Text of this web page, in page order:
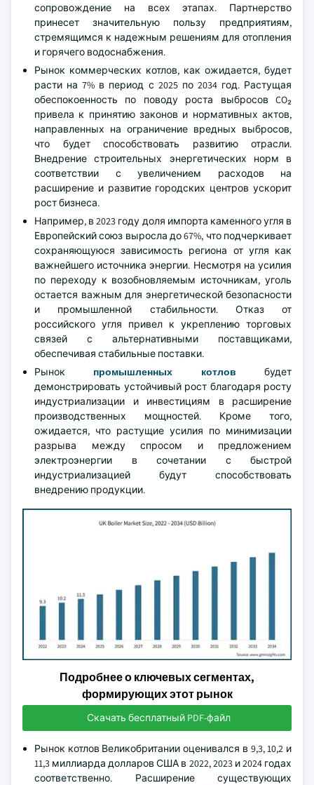
сопровождение на всех этапах. Партнерство
принесет значительную пользу предприятиям,
стремящимся к надежным решениям для отопления
и горячего водоснабжения.
Рынок коммерческих котлов, как ожидается, будет
расти на 7% в период с 2025 по 2034 год. Растущая
обеспокоенность по поводу роста выбросов CO₂
привела к принятию законов и нормативных актов,
направленных на ограничение вредных выбросов,
что будет способствовать развитию отрасли.
Внедрение строительных энергетических норм в
соответствии с увеличением расходов на
расширение и развитие городских центров ускорит
рост бизнеса.
Например, в 2023 году доля импорта каменного угля в
Европейский союз выросла до 67%, что подчеркивает
сохраняющуюся зависимость региона от угля как
важнейшего источника энергии. Несмотря на усилия
по переходу к возобновляемым источникам, уголь
остается важным для энергетической безопасности
и промышленной стабильности. Отказ от
российского угля привел к укреплению торговых
связей с альтернативными поставщиками,
обеспечивая стабильные поставки.
Рынок промышленных котлов будет
демонстрировать устойчивый рост благодаря росту
индустриализации и инвестициям в расширение
производственных мощностей. Кроме того,
ожидается, что растущие усилия по минимизации
разрыва между спросом и предложением
электроэнергии в сочетании с быстрой
индустриализацией будут способствовать
внедрению продукции.
Подробнее о ключевых сегментах,
формирующих этот рынок
Скачать бесплатный PDF-файл
Рынок котлов Великобритании оценивался в 9,3, 10,2 и
11,3 миллиарда долларов США в 2022, 2023 и 2024 годах
соответственно. Расширение существующих